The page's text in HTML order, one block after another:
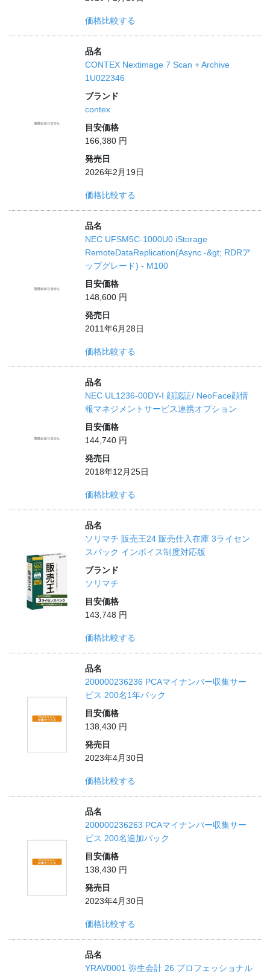
価格比較する
品名
CONTEX Nextimage 7 Scan + Archive
1U022346
ブランド
contex
目安価格
166,380 円
発売日
2026年2月19日
価格比較する
品名
NEC UFSM5C-1000U0 iStorage
RemoteDataReplication(Async -&gt; RDRア
ップグレード) - M100
目安価格
148,600 円
発売日
2011年6月28日
価格比較する
品名
NEC UL1236-00DY-I 顔認証/ NeoFace顔情
報マネジメントサービス連携オプション
目安価格
144,740 円
発売日
2018年12月25日
価格比較する
品名
ソリマチ 販売王24 販売仕入在庫 3ライセン
スパック インボイス制度対応版
ブランド
ソリマチ
目安価格
143,748 円
価格比較する
品名
200000236236 PCAマイナンバー収集サー
ビス 200名1年パック
目安価格
138,430 円
発売日
2023年4月30日
価格比較する
品名
200000236263 PCAマイナンバー収集サー
ビス 200名追加パック
目安価格
138,430 円
発売日
2023年4月30日
価格比較する
品名
YRAV0001 弥生会計 26 プロフェッショナル